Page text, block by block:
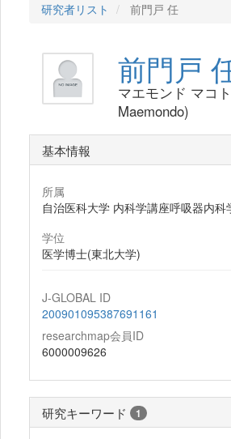
研究者リスト 前門戸 任
前門戸
マエモンド マコ
Maemondo)
基本情報
所属
自治医科大学 内科学講座呼吸器内科
学位
医学博士(東北大学)
J-GLOBAL ID
200901095387691161
researchmap会員ID
6000009626
研究キーワード 1